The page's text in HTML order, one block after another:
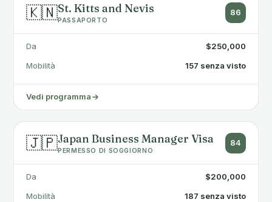
🇰🇳St. Kitts and Nevis
PASSAPORTO
86
Da
$250,000
Mobilità
157 senza visto
Vedi programma
🇯🇵Japan Business Manager Visa
PERMESSO DI SOGGIORNO
84
Da
$200,000
Mobilità
187 senza visto